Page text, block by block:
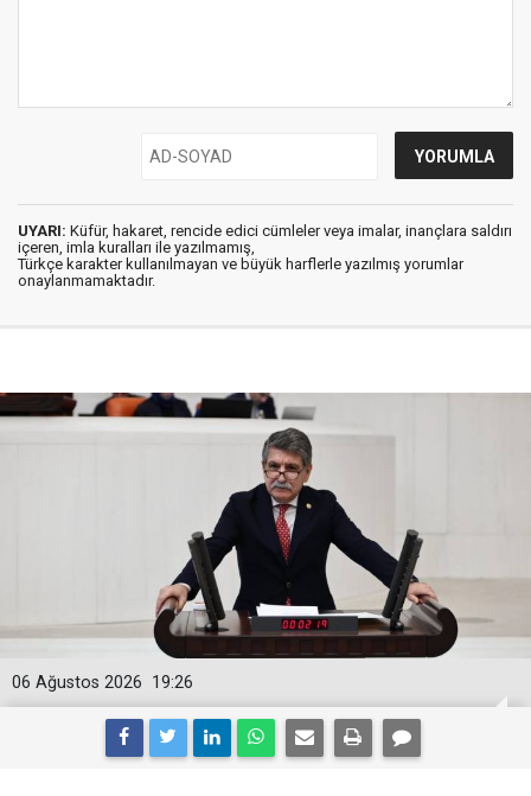
UYARI: Küfür, hakaret, rencide edici cümleler veya imalar, inançlara saldırı
içeren, imla kuralları ile yazılmamış,
Türkçe karakter kullanılmayan ve büyük harflerle yazılmış yorumlar
onaylanmamaktadır.
19:26
06 Ağustos 2026